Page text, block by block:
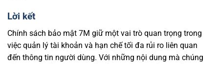
Lời kết
Chính sách bảo mật 7M giữ một vai trò quan trọng trong
việc quản lý tài khoản và hạn chế tối đa rủi ro liên quan
đến thông tin người dùng. Với những nội dung mà chúng